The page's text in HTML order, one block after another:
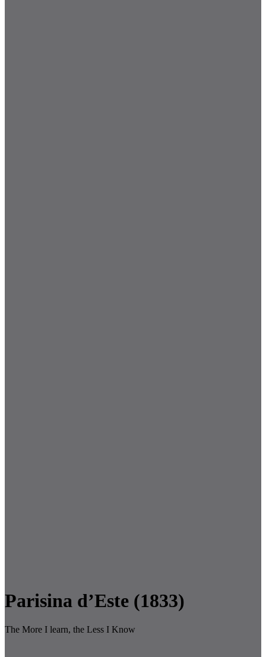
Parisina d’Este (1833)
The More I learn, the Less I Know